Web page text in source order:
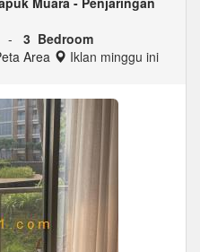
- 3 Bedroom
Area
Iklan minggu ini